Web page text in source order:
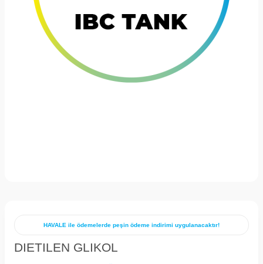
HAVALE ile ödemelerde peşin ödeme indirimi uygulanacaktır!
DIETILEN GLIKOL